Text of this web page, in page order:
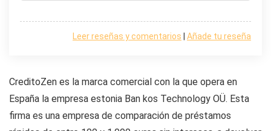
Añade tu reseña
Leer reseñas y comentarios
CreditoZen es la marca comercial con la que opera en
España la empresa estonia Ban kos Technology OÜ. Esta
firma es una empresa de comparación de préstamos